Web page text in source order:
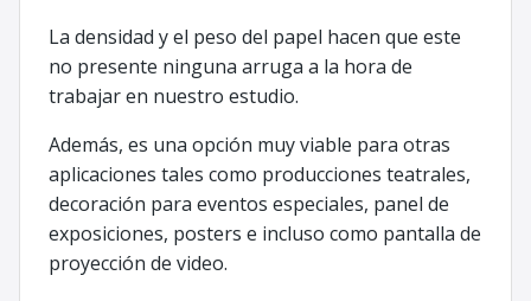
La densidad y el peso del papel hacen que este
no presente ninguna arruga a la hora de
trabajar en nuestro estudio.
Además, es una opción muy viable para otras
aplicaciones tales como producciones teatrales,
decoración para eventos especiales, panel de
exposiciones, posters e incluso como pantalla de
proyección de video.